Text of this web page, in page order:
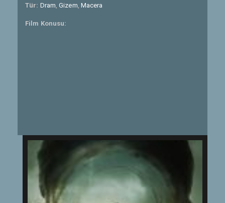
Tür: Dram,Gizem, Macera
Film Konusu: